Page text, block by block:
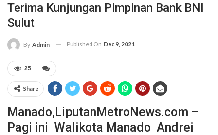
Terima Kunjungan Pimpinan Bank BNI
Sulut
By Admin Published On Dec 9, 2021
25
Share
Manado,LiputanMetroNews.com –
Pagi ini Walikota Manado Andrei